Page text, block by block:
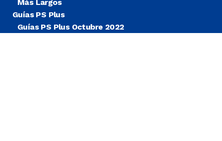
Más Largos
Guías PS Plus
Guías PS Plus Octubre 2022